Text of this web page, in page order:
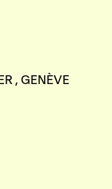
, GENÈVE